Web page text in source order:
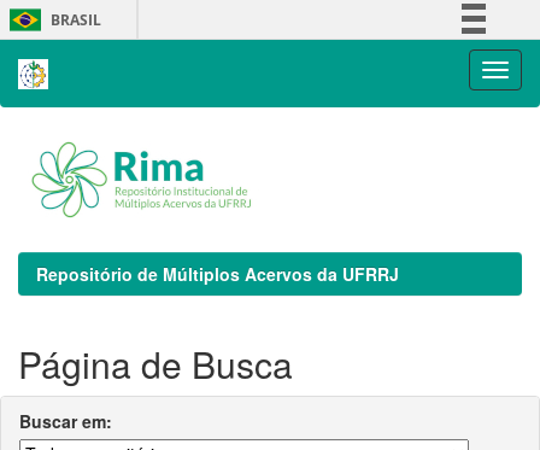
Skip
navigation
BRASIL
Repositório de Múltiplos Acervos da UFRRJ
Página de Busca
Buscar em: